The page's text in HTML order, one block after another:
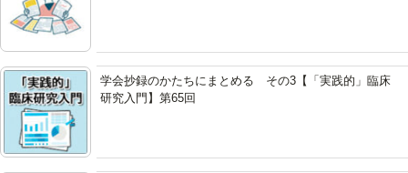
学会抄録のかたちにまとめる その3【「実践的」臨床
研究入門】第65回